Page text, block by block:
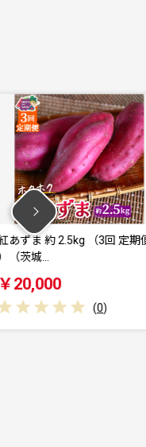
紅あずま 約2.5kg
￥40,000